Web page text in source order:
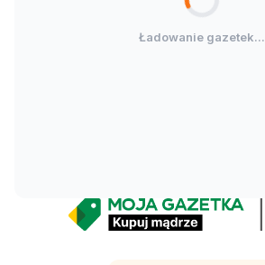
Ładowanie gazetek...